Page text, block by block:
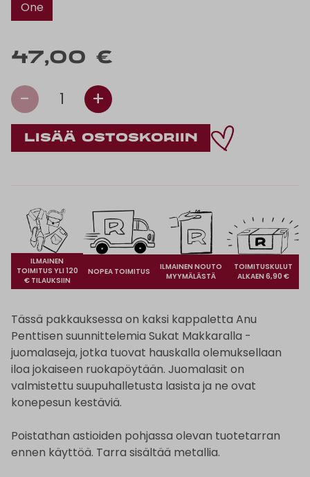
One
47,00 €
- 1 +
ILMAINEN
TOIMITUS YLI 120
€ TILAUKSIIN
NOPEA TOIMITUS
ILMAINEN NOUTO
MYYMÄLÄSTÄ
TOIMITUSKULUT
ALKAEN 6,90 €
Tässä pakkauksessa on kaksi kappaletta Anu
Penttisen suunnittelemia Sukat Makkaralla -
juomalaseja, jotka tuovat hauskalla olemuksellaan
iloa jokaiseen ruokapöytään. Juomalasit on
valmistettu suupuhalletusta lasista ja ne ovat
konepesun kestäviä.
Poistathan astioiden pohjassa olevan tuotetarran
ennen käyttöä. Tarra sisältää metallia.